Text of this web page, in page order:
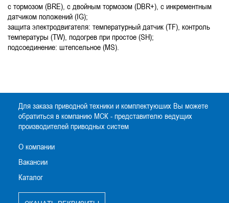
с тормозом (BRE), с двойным тормозом (DBR+), с инкрементным
датчиком положений (IG);
защита электродвигателя: температурный датчик (TF), контроль
температуры (TW), подогрев при простое (SH);
подсоединение: штепсельное (MS).
Для заказа приводной техники и комплектуюших Вы можете
обратиться в компанию МСК - представителю ведущих
производителей приводных систем
О компании
Вакансии
Каталог